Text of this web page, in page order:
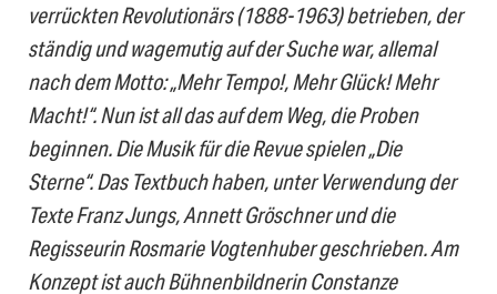
verrückten Revolutionärs (1888-1963) betrieben, der
ständig und wagemutig auf der Suche war, allemal
nach dem Motto: „Mehr Tempo!, Mehr Glück! Mehr
Macht!“. Nun ist all das auf dem Weg, die Proben
beginnen. Die Musik für die Revue spielen „Die
Sterne“. Das Textbuch haben, unter Verwendung der
Texte Franz Jungs, Annett Gröschner und die
Regisseurin Rosmarie Vogtenhuber geschrieben. Am
Konzept ist auch Bühnenbildnerin Constanze